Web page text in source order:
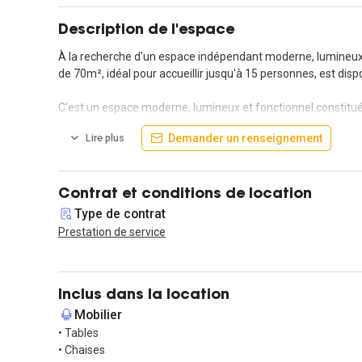
Description de l'espace
À la recherche d'un espace indépendant moderne,
de 70m², idéal pour accueillir jusqu'à 15 personnes, est
C'est un espace moderne, lumineux et fonctionnel
coin détente avec cuisine aménagée et donnant sur une
Facilement accessible, l'espace se situe à proximité des
connectivité optimale pour rejoindre votre bureau.
Le 3ᵉ arrondissement, en plein essor, est réputé pour son
Ne manquez pas cette opportunité exceptionnelle !
Lire plus Demander un renseignement
Contrat et conditions de location
Type de contrat
Prestation de service
Inclus dans la location
Mobilier
• Tables
• Chaises